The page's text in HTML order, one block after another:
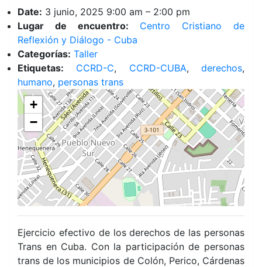
Date: 3 junio, 2025 9:00 am – 2:00 pm
Lugar de encuentro:
Centro Cristiano de
Reflexión y Diálogo - Cuba
Categorías: Taller
Etiquetas:
CCRD-C, CCRD-CUBA,derechos,
humano, personas trans
+
−
Ejercicio efectivo de los derechos de las personas
Trans en Cuba. Con la participación de personas
trans de los municipios de Colón, Perico, Cárdenas